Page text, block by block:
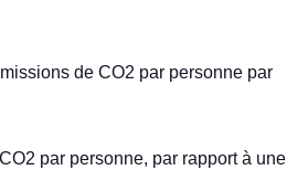
de CO2 par personne par
par personne, par rapport à une